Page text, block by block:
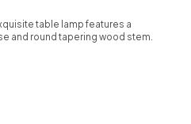
table lamp features a
and round tapering wood stem.